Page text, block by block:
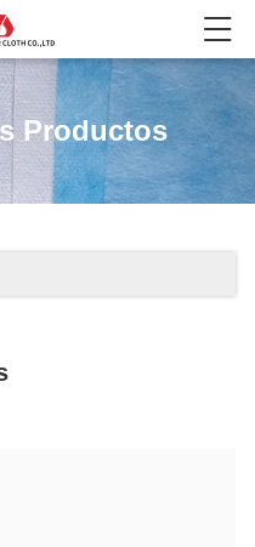
Productos